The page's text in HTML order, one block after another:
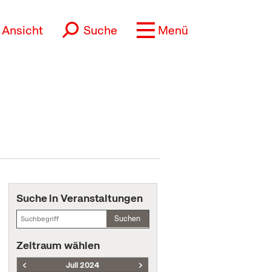
Ansicht Suche Menü
Suche in Veranstaltungen
Suchen
Zeitraum wählen
Juli 2024